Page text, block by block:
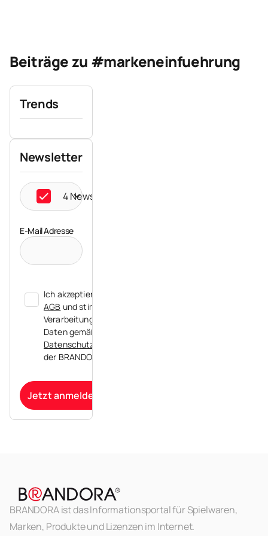
Beiträge zu #markeneinfuehrung
Trends
Newsletter
4 Newsletter ausgewählt
E-Mail Adresse
Ich akzeptiere die
AGB und stimme der
Verarbeitung meiner
Daten gemäß der
Datenschutzerklärung
der BRANDORA zu.
Jetzt anmelden
BRANDORA ist das Informationsportal für Spielwaren,
Marken, Produkte und Lizenzen im Internet.